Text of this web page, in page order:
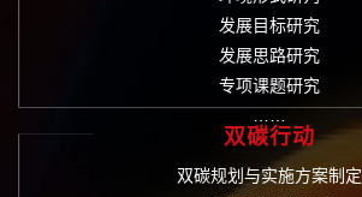
发展目标研究
发展思路研究
专项课题研究
……
双碳行动
双碳规划与实施方案制定